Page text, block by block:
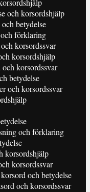
och korsordshjälp
betydelse
förklaring
korsordssvar
korsordshjälp
korsordssvar
betydelse
och korsordssvar
och förklaring
korsordshjälp
korsordssvar
och betydelse
och korsordssvar